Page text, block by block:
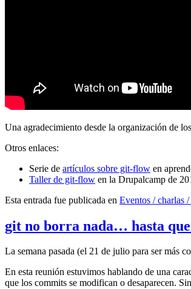
Una agradecimiento desde la organización de
Otros enlaces:
Serie de artículos sobre git-flow en
Taller de git-flow en la Drupalcamp de
Esta entrada fue publicada en Eventos / charlas
git no borra nada… hasta
La semana pasada (el 21 de julio para ser más
En esta reunión estuvimos hablando de una
que los commits se modifican o desaparecen.